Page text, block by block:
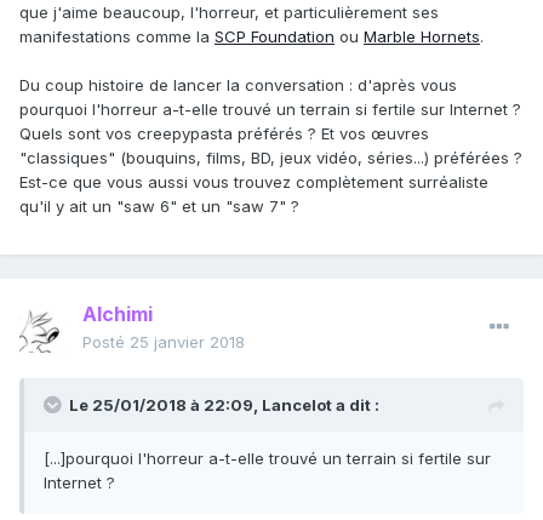
que j'aime beaucoup, l'horreur, et particulièrement ses
manifestations comme la SCP Foundation ou Marble Hornets.
Du coup histoire de lancer la conversation : d'après vous
pourquoi l'horreur a-t-elle trouvé un terrain si fertile sur Internet ?
Quels sont vos creepypasta préférés ? Et vos œuvres
"classiques" (bouquins, films, BD, jeux vidéo, séries...) préférées ?
Est-ce que vous aussi vous trouvez complètement surréaliste
qu'il y ait un "saw 6" et un "saw 7" ?
Alchimi
Posté 25 janvier 2018
Le 25/01/2018 à 22:09, Lancelota dit :
[...]pourquoi l'horreur a-t-elle trouvé un terrain si fertile sur
Internet ?